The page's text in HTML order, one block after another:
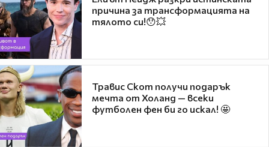
причина за трансформацията на
тялото си!😯💥
Травис Скот получи подарък
мечта от Холанд — всеки
футболен фен би го искал! 🤩